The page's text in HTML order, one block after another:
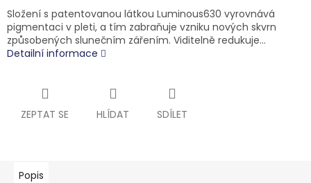
Složení s patentovanou látkou Luminous630 vyrovnává
pigmentaci v pleti, a tím zabraňuje vzniku nových skvrn
způsobených slunečním zářením. Viditelně redukuje…
Detailní informace
ZEPTAT SE HLÍDAT SDÍLET
Popis